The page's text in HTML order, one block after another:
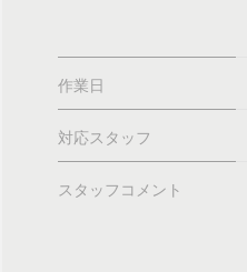
作業日
対応スタッフ
スタッフコメント